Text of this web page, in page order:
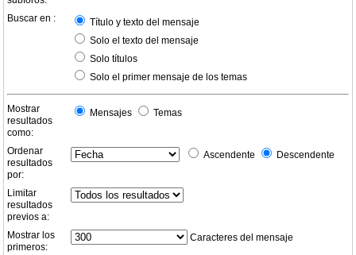
Buscar en :
Título y texto del mensaje
Solo el texto del mensaje
Solo títulos
Solo el primer mensaje de los temas
Mostrar
resultados
como:
Mensajes Temas
Ordenar
resultados
por:
Ascendente Descendente
Limitar
resultados
previos a:
Mostrar los
primeros:
Caracteres del mensaje